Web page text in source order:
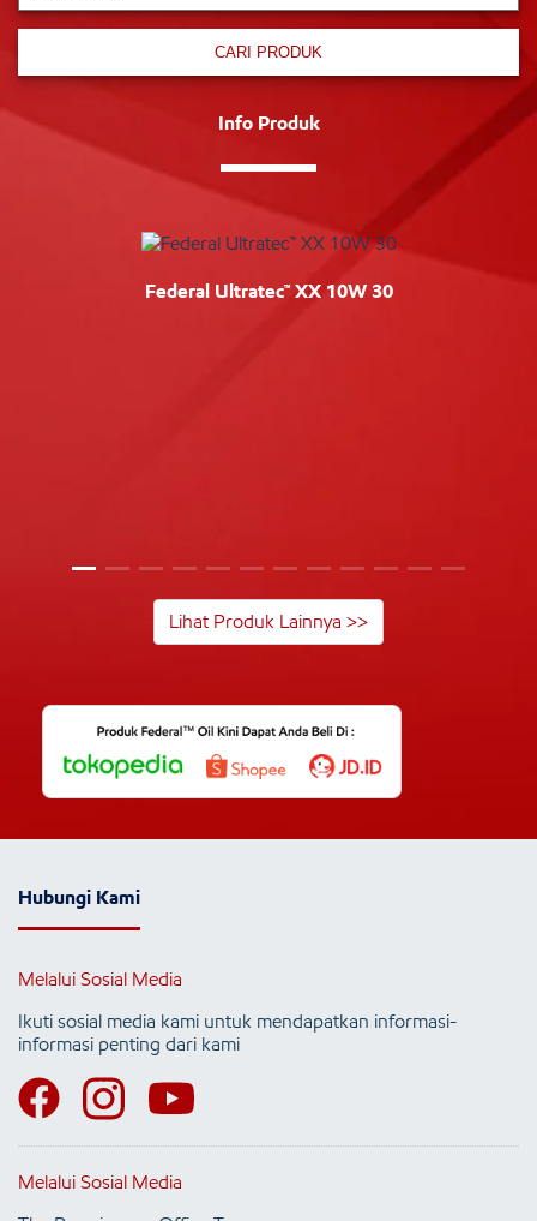
CARI PRODUK
Info Produk
Federal Ultratec™ XX 10W 30
Lihat Produk Lainnya >>
Hubungi Kami
Melalui Sosial Media
Ikuti sosial media kami untuk mendapatkan informasi-
informasi penting dari kami
Melalui Sosial Media